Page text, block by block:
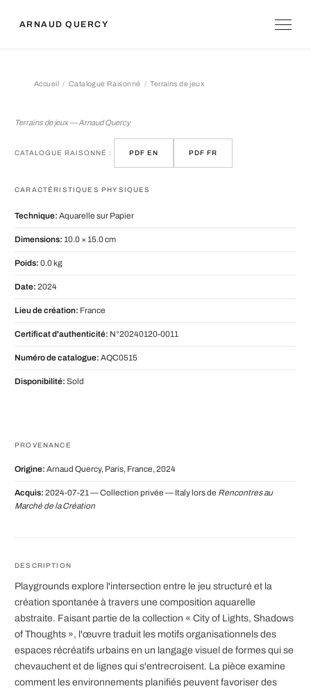
ARNAUD QUERCY
Accueil Catalogue Raisonné Terrains de jeux
Terrains de jeux — Arnaud Quercy
CATALOGUE RAISONNÉ : PDF EN PDF FR
CARACTÉRISTIQUES PHYSIQUES
Technique: Aquarelle sur Papier
Dimensions: 10.0 × 15.0 cm
Poids: 0.0 kg
Date: 2024
Lieu de création: France
Certificat d'authenticité: N°20240120-0011
Numéro de catalogue: AQC0515
Disponibilité: Sold
PROVENANCE
Origine: Arnaud Quercy, Paris, France, 2024
Acquis: 2024-07-21 — Collection privée — Italy lors de Rencontres au
Marché de la Création
DESCRIPTION
Playgrounds explore l'intersection entre le jeu structuré et la
création spontanée à travers une composition aquarelle
abstraite. Faisant partie de la collection « City of Lights, Shadows
of Thoughts », l'œuvre traduit les motifs organisationnels des
espaces récréatifs urbains en un langage visuel de formes qui se
chevauchent et de lignes qui s'entrecroisent. La pièce examine
comment les environnements planifiés peuvent favoriser des